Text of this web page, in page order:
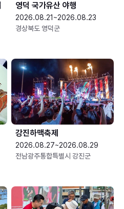
영덕 국가유산 야행
2026.08.21~2026.08.23
경상북도 영덕군
강진하맥축제
2026.08.27~2026.08.29
전남광주통합특별시 강진군